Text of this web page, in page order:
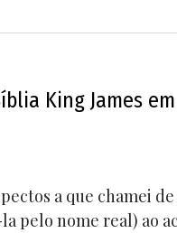
King James em
a que chamei
pelo nome real) ao